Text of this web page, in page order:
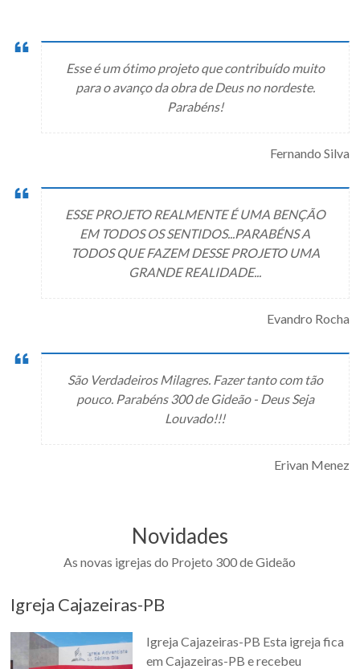
Esse é um ótimo projeto que contribuído muito
para o avanço da obra de Deus no nordeste.
Parabéns!
Fernando Silva
ESSE PROJETO REALMENTE É UMA BENÇÃO
EM TODOS OS SENTIDOS...PARABÉNS A
TODOS QUE FAZEM DESSE PROJETO UMA
GRANDE REALIDADE...
Evandro Rocha
São Verdadeiros Milagres. Fazer tanto com tão
pouco. Parabéns 300 de Gideão - Deus Seja
Louvado!!!
Erivan Menez
Novidades
As novas igrejas do Projeto 300 de Gideão
Igreja Cajazeiras-PB
Igreja Cajazeiras-PB Esta igreja fica
em Cajazeiras-PB e recebeu